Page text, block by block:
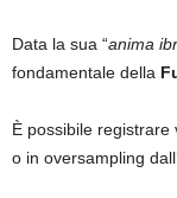
Data la sua “anima
fondamentale della
È possibile registrare
o in oversampling